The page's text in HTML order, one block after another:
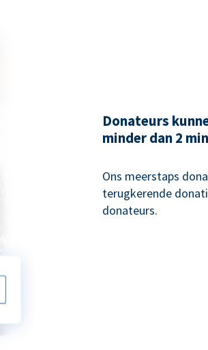
Donateurs
minder dan 2
Ons meerstaps
terugkerende
donateurs.